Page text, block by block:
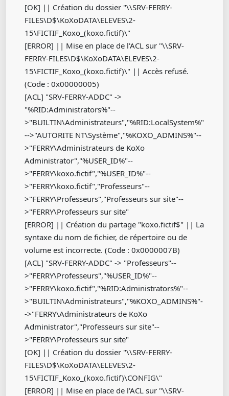
[OK] || Création du dossier "\\SRV-FERRY-
FILES\D$\KoXoDATA\ELEVES\2-
15\FICTIF_Koxo_(koxo.fictif)\"
[ERROR] || Mise en place de l'ACL sur "\\SRV-
FERRY-FILES\D$\KoXoDATA\ELEVES\2-
15\FICTIF_Koxo_(koxo.fictif)\" || Accès refusé.
(Code : 0x00000005)
[ACL] "SRV-FERRY-ADDC" ->
"%RID:Administrators%"--
>"BUILTIN\Administrateurs","%RID:LocalSystem%"
-->"AUTORITE NT\Système","%KOXO_ADMINS%"--
>"FERRY\Administrateurs de KoXo
Administrator","%USER_ID%"--
>"FERRY\koxo.fictif","%USER_ID%"--
>"FERRY\koxo.fictif","Professeurs"--
>"FERRY\Professeurs","Professeurs sur site"--
>"FERRY\Professeurs sur site"
[ERROR] || Création du partage "koxo.fictif$" || La
syntaxe du nom de fichier, de répertoire ou de
volume est incorrecte. (Code : 0x0000007B)
[ACL] "SRV-FERRY-ADDC" -> "Professeurs"--
>"FERRY\Professeurs","%USER_ID%"--
>"FERRY\koxo.fictif","%RID:Administrators%"--
>"BUILTIN\Administrateurs","%KOXO_ADMINS%"-
->"FERRY\Administrateurs de KoXo
Administrator","Professeurs sur site"--
>"FERRY\Professeurs sur site"
[OK] || Création du dossier "\\SRV-FERRY-
FILES\D$\KoXoDATA\ELEVES\2-
15\FICTIF_Koxo_(koxo.fictif)\CONFIG\"
[ERROR] || Mise en place de l'ACL sur "\\SRV-